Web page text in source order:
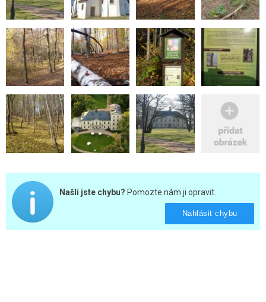
Našli jste chybu? Pomozte nám ji opravit.
Nahlásit chybu